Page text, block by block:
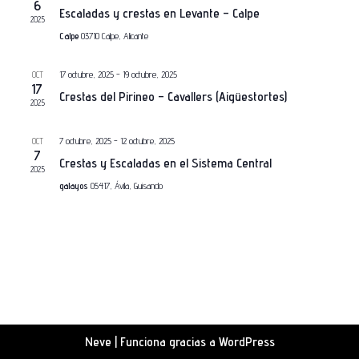
6
2025 Escaladas y crestas en Levante – Calpe
Calpe 03710 Calpe, Alicante
OCT
17
2025
17 octubre, 2025- 19 octubre, 2025
Crestas del Pirineo – Cavallers (Aigüestortes)
OCT
7
2025
7 octubre, 2025- 12 octubre, 2025
Crestas y Escaladas en el Sistema Central
galayos 05417, Ávila, Guisando
Neve | Funciona gracias a WordPress